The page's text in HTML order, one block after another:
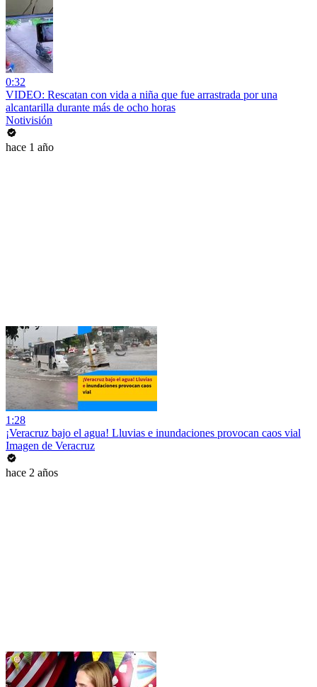
0:32
VIDEO: Rescatan con vida a niña que fue arrastrada por una
alcantarilla durante más de ocho horas
Notivisión
hace 1 año
1:28
¡Veracruz bajo el agua! Lluvias e inundaciones provocan caos vial
Imagen de Veracruz
hace 2 años